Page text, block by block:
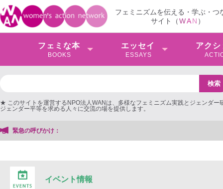
フェミニズムを伝える・学ぶ・つ
サイト（WAN ）
フェミな本
BOOKS
エッセイ
ESSAYS
アクシ
★ このサイトを運営するNPO法人WANは、多様なフェミニズム実践とジェンダー
ジェンダー平等を求める人々に交流の場を提供します。
緊急の呼びかけ：
イベント情報